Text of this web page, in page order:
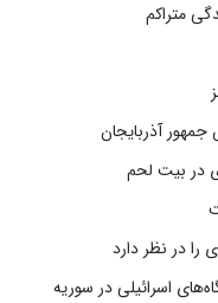
متراکم
آذربایجان
در بیت‌ لحم
اسرائیلی در سوریه